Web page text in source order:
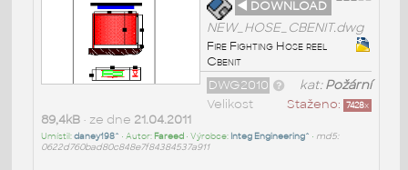
◄ DOWNLOAD
NEW_HOSE_CBENIT.dwg
Fire Fighting Hose reel
Cbenit
kat:Požární
DWG2010
Staženo: 7428x
Velikost
89,4kB• ze dne 21.04.2011
Umístil:daney198^ • Autor: Fareed• Výrobce: Integ Engineering^ • md5:
0622d760bad80c848e7f84384537a911